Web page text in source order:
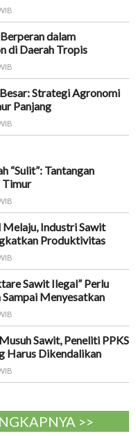
dalam
di Daerah Tropis
Strategi Agronomi
Panjang
“Sulit”: Tantangan
Timur
Industri Sawit
Produktivitas
Sawit Ilegal” Perlu
Sampai Menyesatkan
Sawit, Peneliti PPKS
Harus Dikendalikan
>>